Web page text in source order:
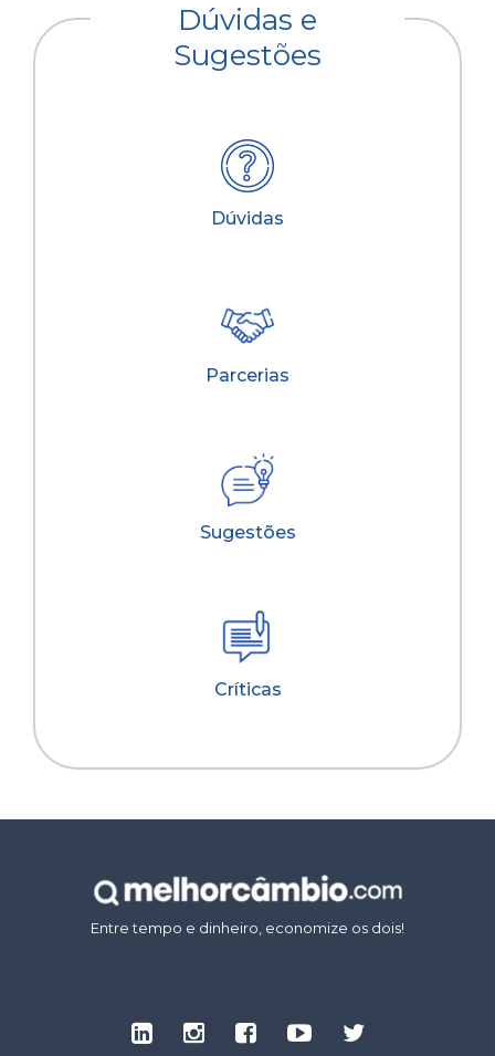
Dúvidas e
Sugestões
Dúvidas
Parcerias
Sugestões
Críticas
Entre tempo e dinheiro, economize os dois!